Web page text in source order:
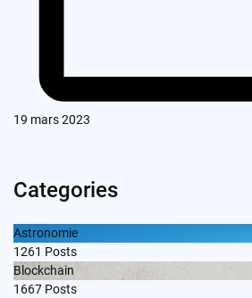
19 mars 2023
Categories
Astronomie
1261 Posts
Blockchain
1667 Posts